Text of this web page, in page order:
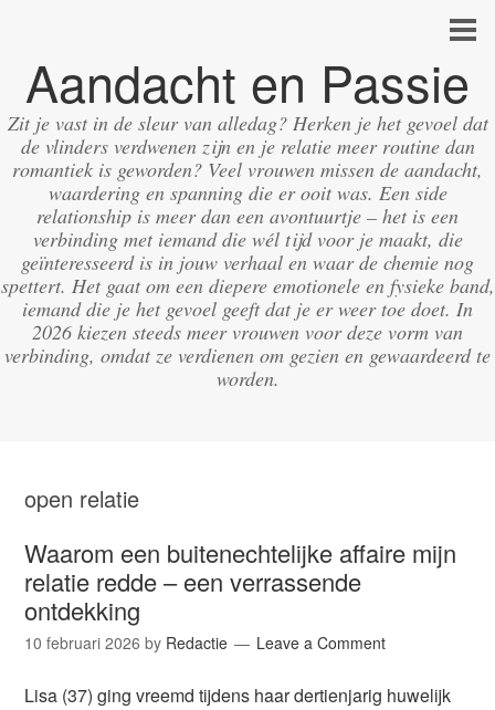
Aandacht en Passie
Zit je vast in de sleur van alledag? Herken je het gevoel dat
de vlinders verdwenen zijn en je relatie meer routine dan
romantiek is geworden? Veel vrouwen missen de aandacht,
waardering en spanning die er ooit was. Een side
relationship is meer dan een avontuurtje – het is een
verbinding met iemand die wél tijd voor je maakt, die
geïnteresseerd is in jouw verhaal en waar de chemie nog
spettert. Het gaat om een diepere emotionele en fysieke band,
iemand die je het gevoel geeft dat je er weer toe doet. In
2026 kiezen steeds meer vrouwen voor deze vorm van
verbinding, omdat ze verdienen om gezien en gewaardeerd te
worden.
open relatie
Waarom een buitenechtelijke affaire mijn
relatie redde – een verrassende
ontdekking
10 februari 2026 by Redactie Leave a Comment
Lisa (37) ging vreemd tijdens haar dertienjarig huwelijk